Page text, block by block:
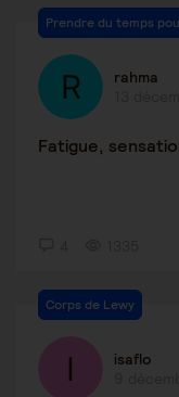
Prendre du temps
rahma
Fatigue,
Corps de Lewy
isaflo